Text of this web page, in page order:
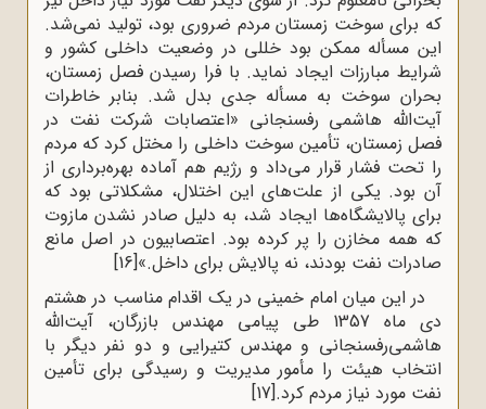
که براى سوخت زمستان مردم ضرورى بود، تولید نمى‌شد.
این مسأله ممکن بود خللى در وضعیت داخلى کشور و
شرایط مبارزات ایجاد نماید. با فرا رسیدن فصل زمستان،
بحران سوخت به مسأله‌ جدى بدل شد. بنابر خاطرات
آیت‌الله هاشمى رفسنجانى «اعتصابات شرکت نفت در
فصل زمستان، تأمین سوخت داخلى را مختل کرد که مردم
را تحت فشار قرار مى‌داد و رژیم هم آماده‌ بهره‌بردارى از
آن بود. یکى از علت‌هاى این اختلال، مشکلاتى بود که
براى پالایشگاه‌ها ایجاد شد، به دلیل صادر نشدن مازوت
که همه‌ مخازن را پر کرده بود. اعتصابیون در اصل مانع
صادرات نفت بودند، نه پالایش براى داخل.»[16]
در این میان امام‌ خمینی‌ در یک اقدام مناسب در هشتم
دی ماه 1357 طی پیامی مهندس بازرگان، آیت‌الله
هاشمی‌رفسنجانی و مهندس کتیرایی و دو نفر دیگر با
انتخاب‌ هیئت‌ را مأمور مدیریت و رسیدگی برای تأمین
نفت مورد نیاز مردم کرد.‌[17]